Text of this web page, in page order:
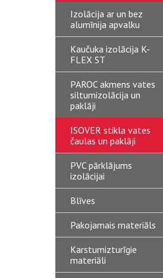
Izolācija ar un bez
alumīnija apvalku
Kaučuka izolācija K-
FLEX ST
PAROC akmens vates
siltumizolācija un
paklāji
ISOVER stikla vates
čaulas un paklāji
PVC pārklājums
izolācijai
Blīves
Pakojamais materiāls
Karstumizturīgie
materiāli